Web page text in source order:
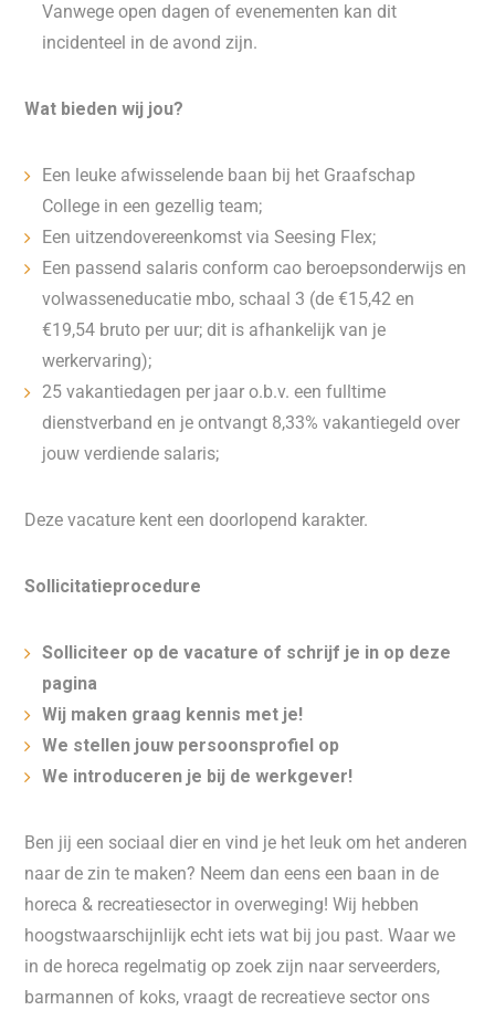
Vanwege open dagen of evenementen kan dit
incidenteel in de avond zijn.
Wat bieden wij jou?
Een leuke afwisselende baan bij het Graafschap
College in een gezellig team;
Een uitzendovereenkomst via Seesing Flex;
Een passend salaris conform cao beroepsonderwijs en
volwasseneducatie mbo, schaal 3 (de €15,42 en
€19,54 bruto per uur; dit is afhankelijk van je
werkervaring);
25 vakantiedagen per jaar o.b.v. een fulltime
dienstverband en je ontvangt 8,33% vakantiegeld over
jouw verdiende salaris;
Deze vacature kent een doorlopend karakter.
Sollicitatieprocedure
Solliciteer op de vacature of schrijf je in op deze
pagina
Wij maken graag kennis met je!
We stellen jouw persoonsprofiel op
We introduceren je bij de werkgever!
Ben jij een sociaal dier en vind je het leuk om het anderen
naar de zin te maken? Neem dan eens een baan in de
horeca & recreatiesector in overweging! Wij hebben
hoogstwaarschijnlijk echt iets wat bij jou past. Waar we
in de horeca regelmatig op zoek zijn naar serveerders,
barmannen of koks, vraagt de recreatieve sector ons